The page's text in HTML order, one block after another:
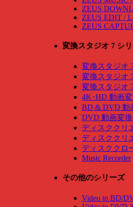
ZEUS
ZEUS EDIT /
ZEUS
変換スタジオ 7 シ
変換スタジオ
変換スタジオ
変換スタジオ
4K･HD 動画
BD & DVD 動
DVD 動画変
ディスククリ
ディスククリ
ディスククロ
Music Recorder
その他のシリーズ
Video to BD/